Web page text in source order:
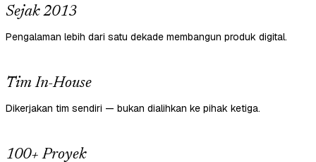
Sejak 2013
Pengalaman lebih dari satu dekade membangun produk digital.
Tim In-House
Dikerjakan tim sendiri — bukan dialihkan ke pihak ketiga.
100+ Proyek